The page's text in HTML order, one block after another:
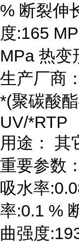
% 断裂伸
度:165
MPa 热
生产厂商
*(聚碳酸
UV/*RTP
用途： 其
重要参数
吸水率
率:0.1 %
曲强度